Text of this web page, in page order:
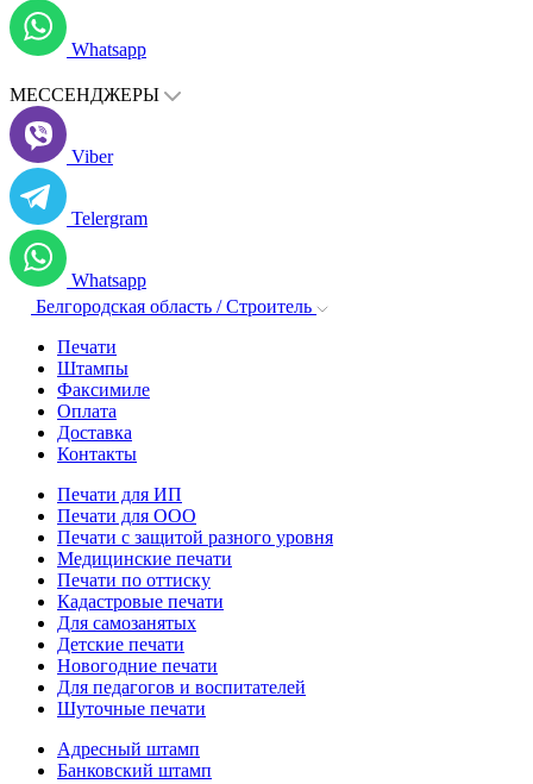
Whatsapp
МЕССЕНДЖЕРЫ
Viber
Telergram
Whatsapp
Белгородская область / Строитель
Печати
Штампы
Факсимиле
Оплата
Доставка
Контакты
Печати для ИП
Печати для ООО
Печати с защитой разного уровня
Медицинские печати
Печати по оттиску
Кадастровые печати
Для самозанятых
Детские печати
Новогодние печати
Для педагогов и воспитателей
Шуточные печати
Адресный штамп
Банковский штамп